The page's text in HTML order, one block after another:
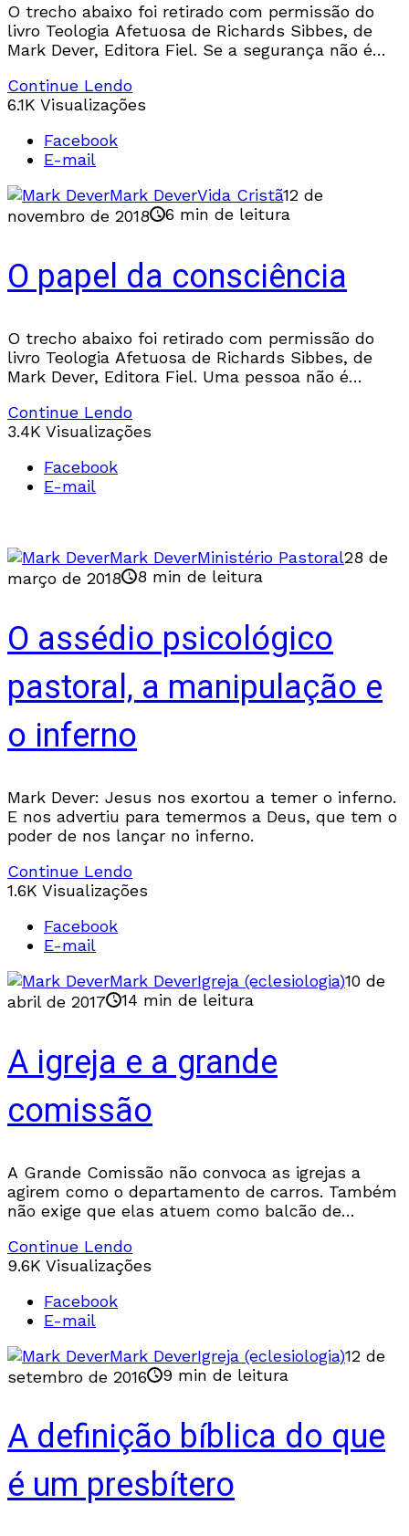
O trecho abaixo foi retirado com permissão do
livro Teologia Afetuosa de Richards Sibbes, de
Mark Dever, Editora Fiel. Se a segurança não é
Continue Lendo
6.1K Visualizações
Facebook
E-mail
Mark DeverVida Cristã12 de
novembro de 2018
6 min de leitura
O papel da consciência
O trecho abaixo foi retirado com permissão do
livro Teologia Afetuosa de Richards Sibbes, de
Mark Dever, Editora Fiel. Uma pessoa não é
“Em
Continue Lendo
3.4K Visualizações
Facebook
E-mail
Mark DeverMinistério Pastoral28 de
março de 2018
8 min de leitura
O assédio psicológico
pastoral, a manipulação e
o inferno
Mark Dever: Jesus nos exortou a temer o inferno.
E nos advertiu para temermos a Deus, que tem o
poder de nos lançar no inferno.
Continue Lendo
1.6K Visualizações
Facebook
E-mail
Mark DeverIgreja (eclesiologia)10 de
abril de 2017
14 min de leitura
A igreja e a grande
comissão
A Grande Comissão não convoca as igrejas a
agirem como o departamento de carros. Também
não exige que elas atuem como balcão de
Continue Lendo
9.6K Visualizações
Facebook
E-mail
Mark DeverIgreja (eclesiologia)12 de
setembro de 2016
9 min de leitura
A definição bíblica do que
é um presbítero